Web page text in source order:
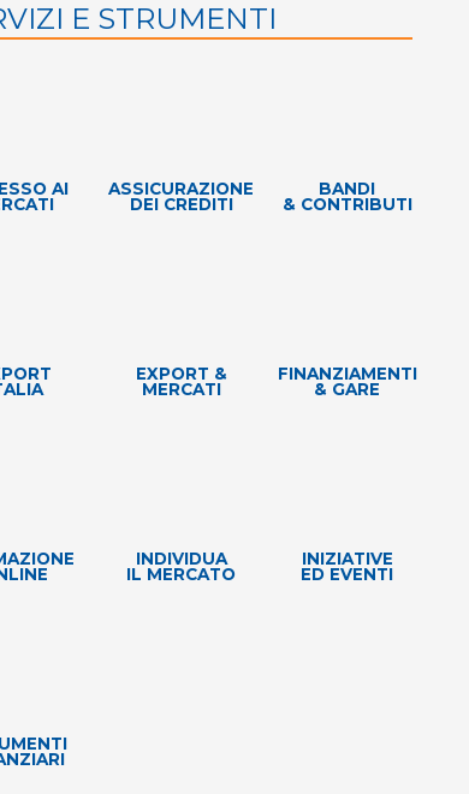
E STRUMENTI
AI
ASSICURAZIONE
DEI CREDITI
BANDI
& CONTRIBUTI
EXPORT &
MERCATI
FINANZIAMENTI
& GARE
INDIVIDUA
IL MERCATO
INIZIATIVE
ED EVENTI